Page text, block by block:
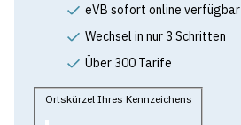
eVB sofort online verfügbar
Wechsel in nur 3 Schritten
Über 300 Tarife
Ortskürzel Ihres Kennzeichens